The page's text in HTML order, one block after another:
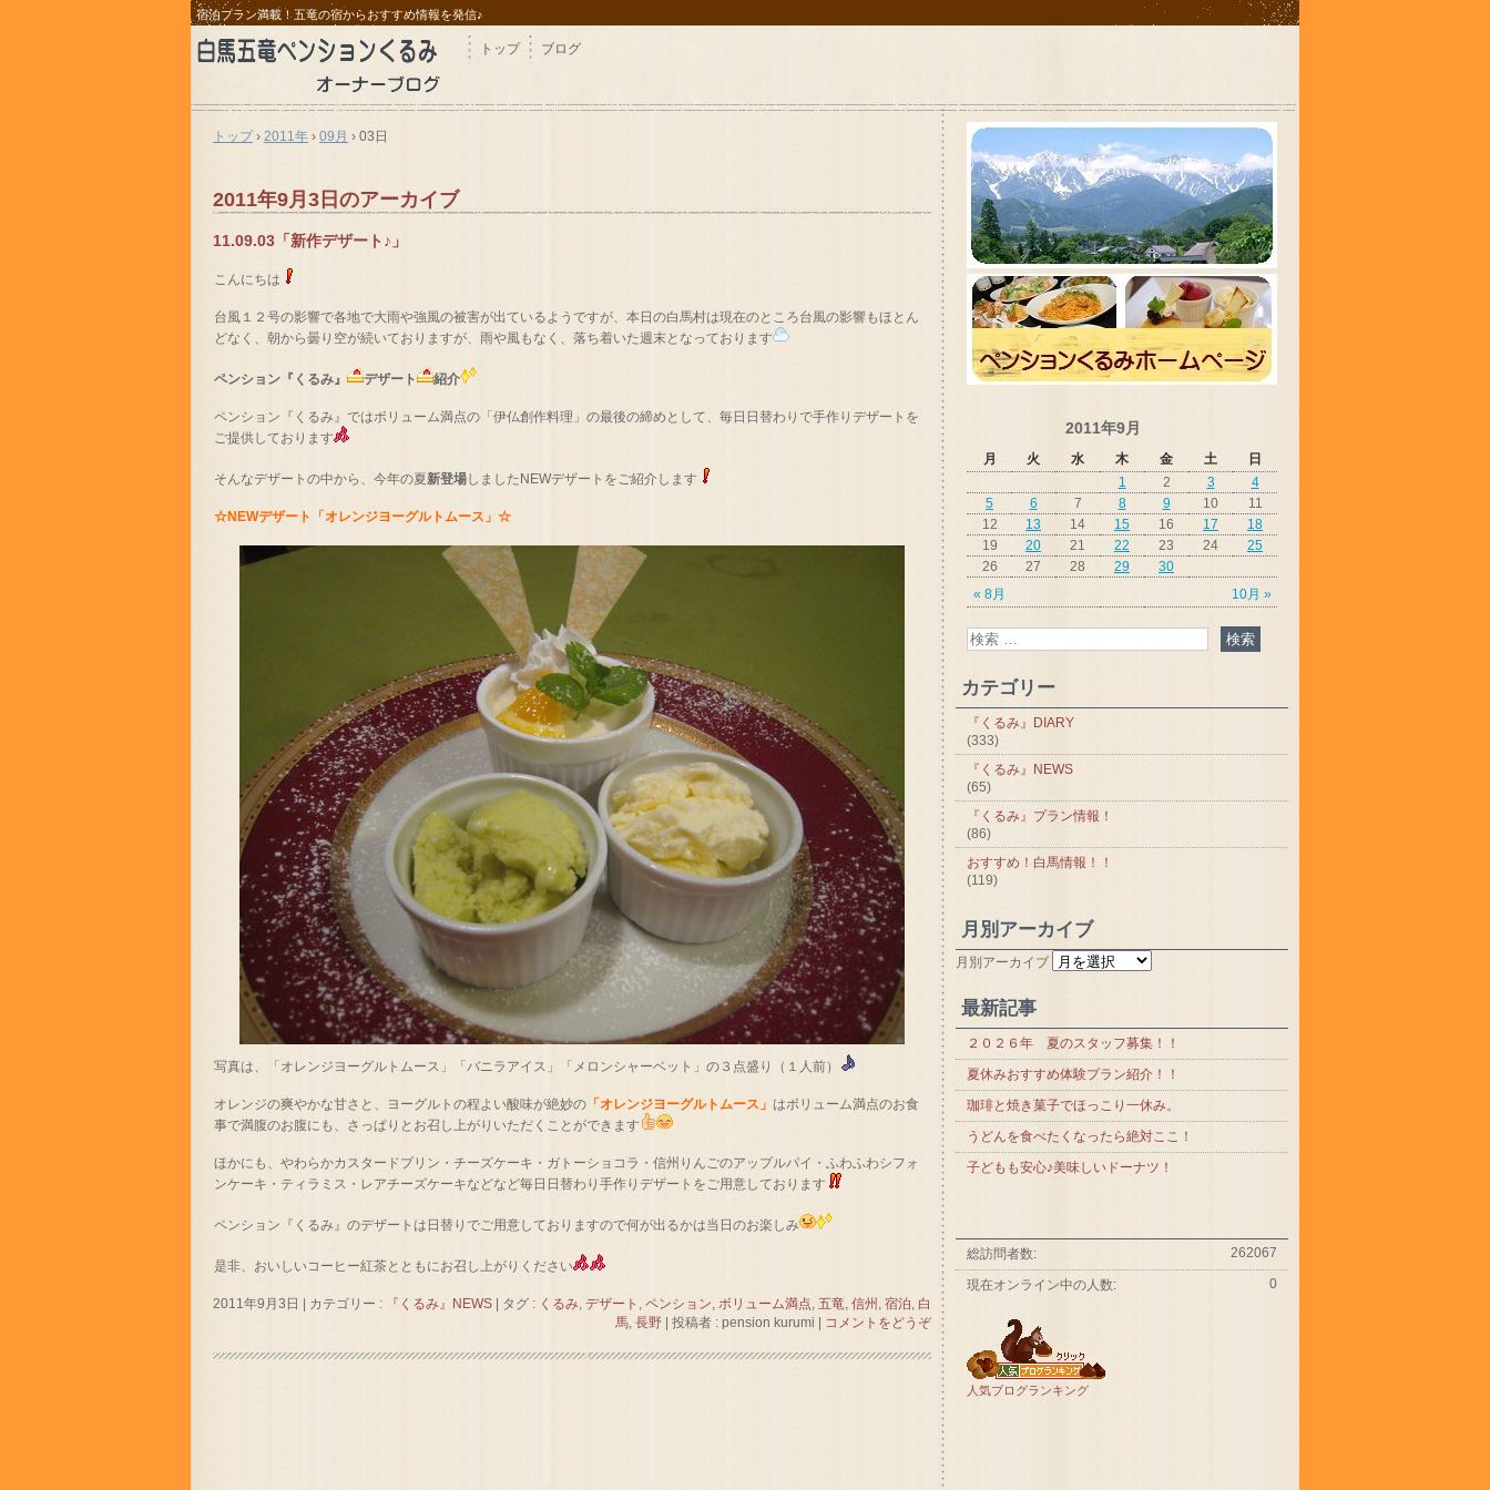
宿泊プラン満載！五竜の宿からおすすめ情報を発信♪
トップ ブログ
トップ › 2011年 › 09月 › 03日
2011年9月3日 のアーカイブ
11.09.03「新作デザート♪」
こんにちは
台風１２号の影響で各地で大雨や強風の被害が出ているようですが、本日の白馬村は現在のところ台風の影響もほとん
どなく、朝から曇り空が続いておりますが、雨や風もなく、落ち着いた週末となっております
ペンション『くるみ』 デザート 紹介
ペンション『くるみ』ではボリューム満点の「伊仏創作料理」の最後の締めとして、毎日日替わりで手作りデザートを
ご提供しております
そんなデザートの中から、今年の夏新登場しましたNEWデザートをご紹介します
☆NEWデザート「オレンジヨーグルトムース」☆
写真は、「オレンジヨーグルトムース」「バニラアイス」「メロンシャーベット」の３点盛り（１人前）
オレンジの爽やかな甘さと、ヨーグルトの程よい酸味が絶妙の 「オレンジヨーグルトムース」 はボリューム満点のお食
事で満腹のお腹にも、さっぱりとお召し上がりいただくことができます
ほかにも、やわらかカスタードプリン・チーズケーキ・ガトーショコラ・信州りんごのアップルパイ・ふわふわシフォ
ンケーキ・ティラミス・レアチーズケーキなどなど毎日日替わり手作りデザートをご用意しております
ペンション『くるみ』のデザートは日替りでご用意しておりますので何が出るかは当日のお楽しみ
是非、おいしいコーヒー紅茶とともにお召し上がりください
2011年9月3日 カテゴリー : 『くるみ』NEWS タグ : くるみ, デザート , ペンション, ボリューム満点, 五竜, 信州 , 宿泊, 白
馬, 長野 投稿者 : pension kurumi コメントをどうぞ
2011年9月
月 火 水 木 金 土 日
« 8月 10月 »
1 2 3
4
5
6 7 8 9 10
11
12
13 14 15 16 17
18
19
20 21 22 23 24
25
26
27 28 29 30
カテゴリー
『くるみ』DIARY
(333)
『くるみ』NEWS
(65)
『くるみ』プラン情報！
(86)
おすすめ！白馬情報！！
(119)
月別アーカイブ
月別アーカイブ
最新記事
２０２６年 夏のスタッフ募集！！
夏休みおすすめ体験プラン紹介！！
珈琲と焼き菓子でほっこり一休み。
うどんを食べたくなったら絶対ここ！
子どもも安心♪美味しいドーナツ！
262067
総訪問者数:
0
現在オンライン中の人数:
人気ブログランキング